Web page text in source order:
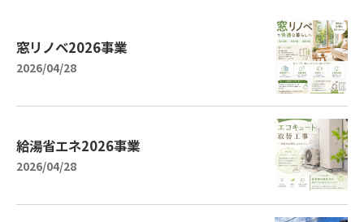
窓リノベ2026事業
2026/04/28
給湯省エネ2026事業
2026/04/28